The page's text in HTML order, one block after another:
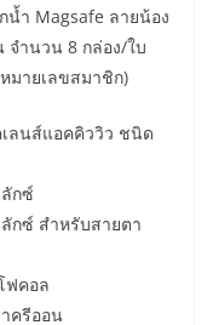
น้ำ Magsafe ลายน้อง
จำนวน 8 กล่อง/ใบ
มายเลขสมาชิก)
ลนส์แอคคิววิว ชนิด
กซ์
กซ์ สำหรับสายตา
ฟคอล
ครีออน